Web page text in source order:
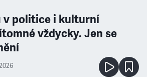
v politice i kulturní
vždycky. Jen se